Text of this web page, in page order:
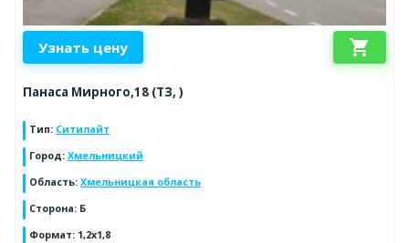
Узнать цену shopping_cart
Панаса Мирного,18 (ТЗ, )
Тип: Ситилайт
Город: Хмельницкий
Область: Хмельницкая область
Сторона: Б
Формат: 1,2х1,8